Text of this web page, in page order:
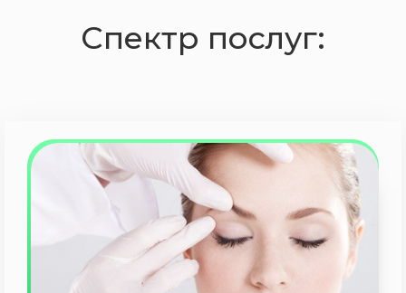
Спектр послуг: